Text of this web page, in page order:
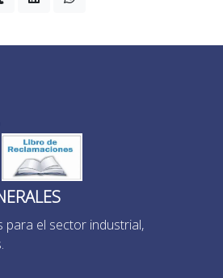
para el sector industrial,